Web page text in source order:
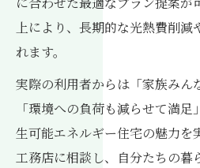
上により、長期的な光熱費削減
れます。
実際の利用者からは「家族みん
「環境への負荷も減らせて満
生可能エネルギー住宅の魅力を
工務店に相談し、自分たちの暮